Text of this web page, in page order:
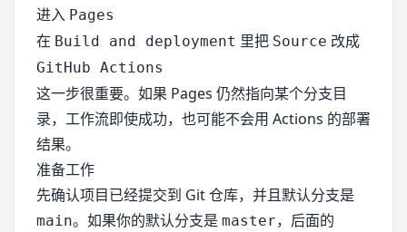
进入 Pages
在 Build and deployment 里把 Source 改成
GitHub Actions
这一步很重要。如果 Pages 仍然指向某个分支目
录，工作流即使成功，也可能不会用 Actions 的部署
结果。
准备工作
先确认项目已经提交到 Git 仓库，并且默认分支是
main。如果你的默认分支是 master，后面的